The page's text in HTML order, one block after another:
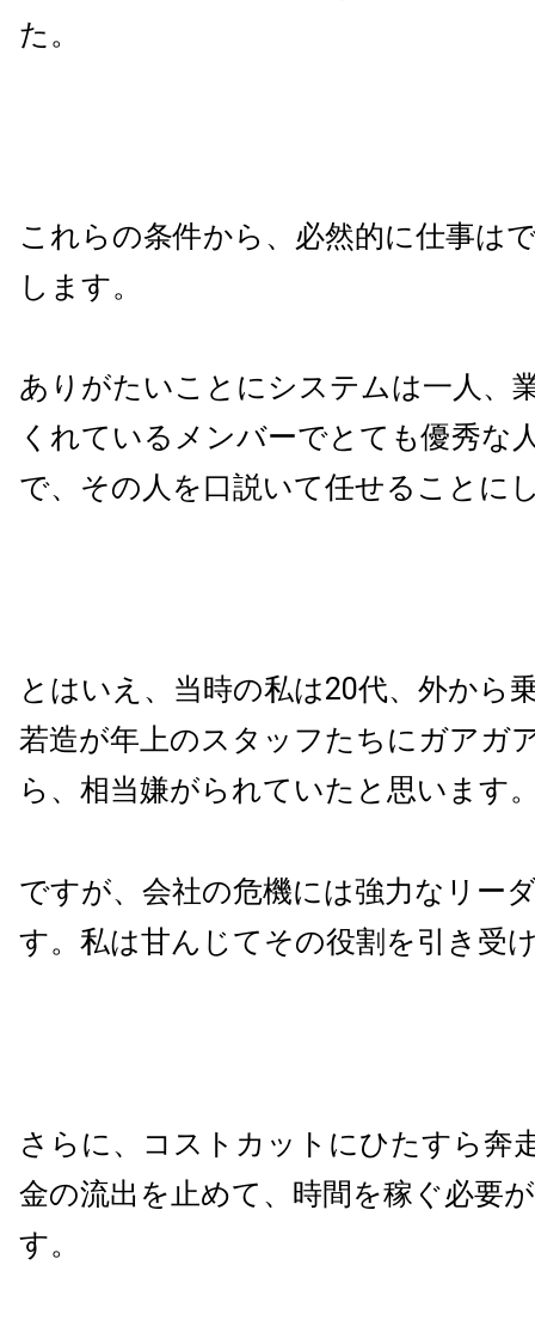
た。
これらの条件から、必然的に仕事は
します。
ありがたいことにシステムは一人、
くれているメンバーでとても優秀な
で、その人を口説いて任せることに
とはいえ、当時の私は20代、外から
若造が年上のスタッフたちにガアガ
ら、相当嫌がられていたと思います
ですが、会社の危機には強力なリー
す。私は甘んじてその役割を引き受
さらに、コストカットにひたすら奔
金の流出を止めて、時間を稼ぐ必要
す。